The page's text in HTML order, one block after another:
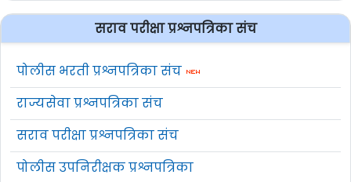
सराव परीक्षा प्रश्नपत्रिका संच
पोलीस भरती प्रश्नपत्रिका संच
राज्यसेवा प्रश्नपत्रिका संच
सराव परीक्षा प्रश्नपत्रिका संच
पोलीस उपनिरीक्षक प्रश्नपत्रिका